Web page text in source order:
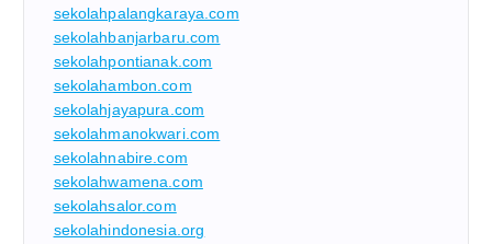
sekolahpalangkaraya.com
sekolahbanjarbaru.com
sekolahpontianak.com
sekolahambon.com
sekolahjayapura.com
sekolahmanokwari.com
sekolahnabire.com
sekolahwamena.com
sekolahsalor.com
sekolahindonesia.org